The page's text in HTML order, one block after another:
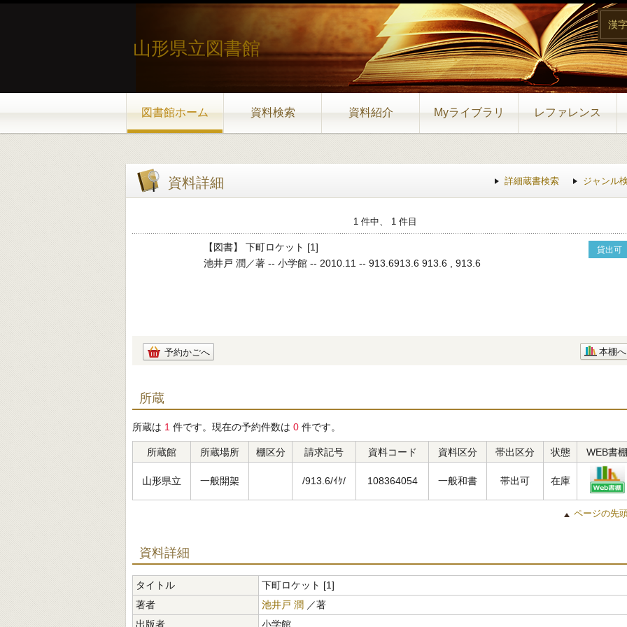
山形県立図書館
図書館ホーム 資料検索 資料紹介 Myライブラリ レファレンス
漢字
資料詳細 詳細蔵書検索 ジャンル
1 件中、 1 件目
【図書】 下町ロケット [1] 貸出可
池井戸 潤／著 -- 小学館 -- 2010.11 -- 913.6913.6 913.6 , 913.6
予約かごへ 本棚へ
所蔵
所蔵は 1 件です。現在の予約件数は 0 件です。
所蔵館 所蔵場所 棚区分 請求記号 資料コード 資料区分 帯出区分 状態 WEB書棚
山形県立 一般開架 /913.6/ｲｹ/ 108364054 一般和書 帯出可 在庫
ページの先
資料詳細
タイトル
下町ロケット [1]
著者
池井戸 潤 ／著
出版者
小学館